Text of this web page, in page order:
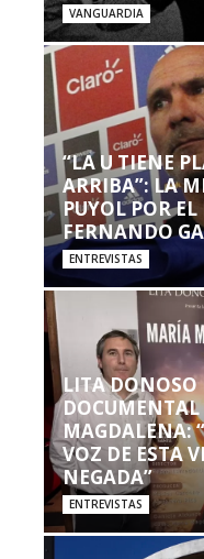
VANGUARDIA
“LA U TIENE
ARRIBA”: LA
PUYOL POR
FERNANDO
ENTREVISTAS
LITA DONOSO
MAGDALENA:
VOZ DE ESTA
NEGADA”
ENTREVISTAS